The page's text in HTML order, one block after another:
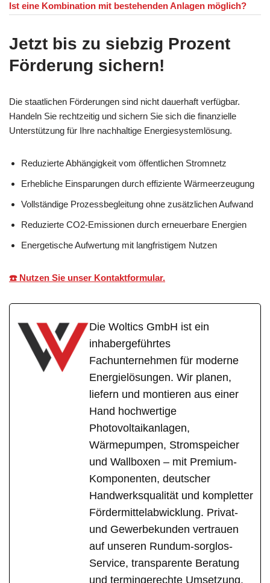
Ist eine Kombination mit bestehenden Anlagen möglich?
Jetzt bis zu siebzig Prozent
Förderung sichern!
Die staatlichen Förderungen sind nicht dauerhaft verfügbar.
Handeln Sie rechtzeitig und sichern Sie sich die finanzielle
Unterstützung für Ihre nachhaltige Energiesystemlösung.
Reduzierte Abhängigkeit vom öffentlichen Stromnetz
Erhebliche Einsparungen durch effiziente Wärmeerzeugung
Vollständige Prozessbegleitung ohne zusätzlichen Aufwand
Reduzierte CO2-Emissionen durch erneuerbare Energien
Energetische Aufwertung mit langfristigem Nutzen
☎️ Nutzen Sie unser Kontaktformular.
Die Woltics GmbH ist ein
inhabergeführtes
Fachunternehmen für moderne
Energielösungen. Wir planen,
liefern und montieren aus einer
Hand hochwertige
Photovoltaikanlagen,
Wärmepumpen, Stromspeicher
und Wallboxen – mit Premium-
Komponenten, deutscher
Handwerksqualität und kompletter
Fördermittelabwicklung. Privat-
und Gewerbekunden vertrauen
auf unseren Rundum-sorglos-
Service, transparente Beratung
und termingerechte Umsetzung.